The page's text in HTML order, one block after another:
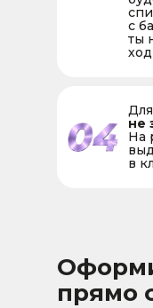
с
ты
не
На
в
прямо